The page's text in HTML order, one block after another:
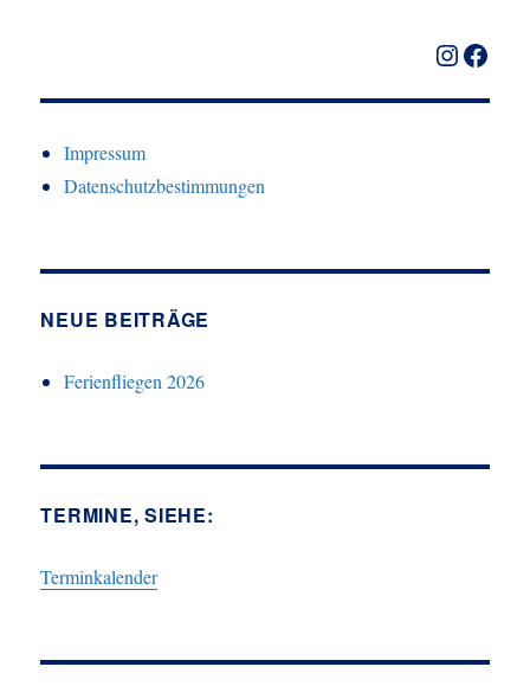
Impressum
Datenschutzbestimmungen
NEUE BEITRÄGE
Ferienfliegen 2026
TERMINE, SIEHE:
Terminkalender